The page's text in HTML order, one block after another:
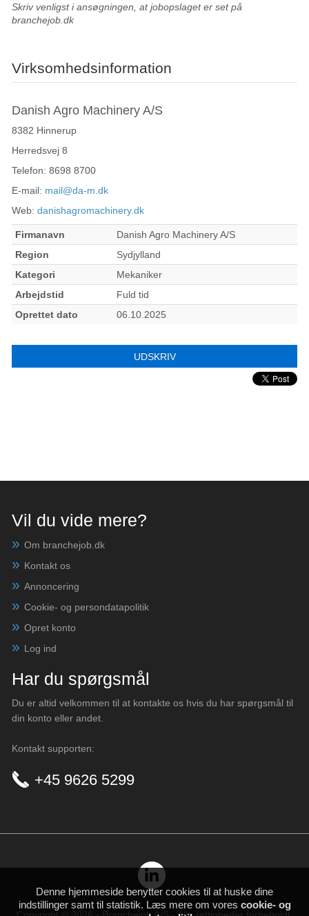
Skriv venligst i ansøgningen, at jobopslaget er set på
branchejob.dk
Virksomhedsinformation
Danish Agro Machinery A/S
8382 Hinnerup
Herredsvej 8
Telefon: 8698 8700
E-mail: mail@da-m.dk
Web: danishagromachinery.dk
Firmanavn
Danish Agro Machinery A/S
Region
Sydjylland
Kategori
Mekaniker
Arbejdstid
Fuld tid
Oprettet dato
06.10.2025
UDSKRIV
Vil du vide mere?
Om branchejob.dk
Kontakt os
Annoncering
Cookie- og persondatapolitik
Opret konto
Log ind
Har du spørgsmål
Du er altid velkommen til at kontakte os hvis du har spørgsmål til
din konto eller andet.
Kontakt supporten:
+45 9626 5299
Denne hjemmeside benytter cookies til at huske dine
indstillinger samt til statistik. Læs mere om vores cookie- og